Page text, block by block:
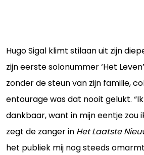
Hugo Sigal klimt stilaan uit zijn
zijn eerste solonummer ‘Het
zonder de steun van zijn familie,
entourage was dat nooit gelukt.
dankbaar, want in mijn eentje zou
zegt de zanger in Het Laatste
het publiek mij nog steeds